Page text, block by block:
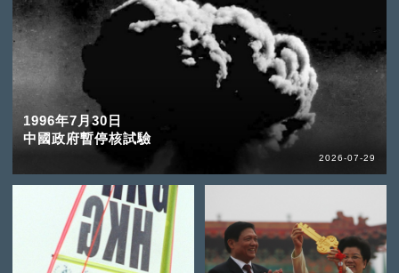
1996年7月30日
中國政府暫停核試驗
2026-07-29